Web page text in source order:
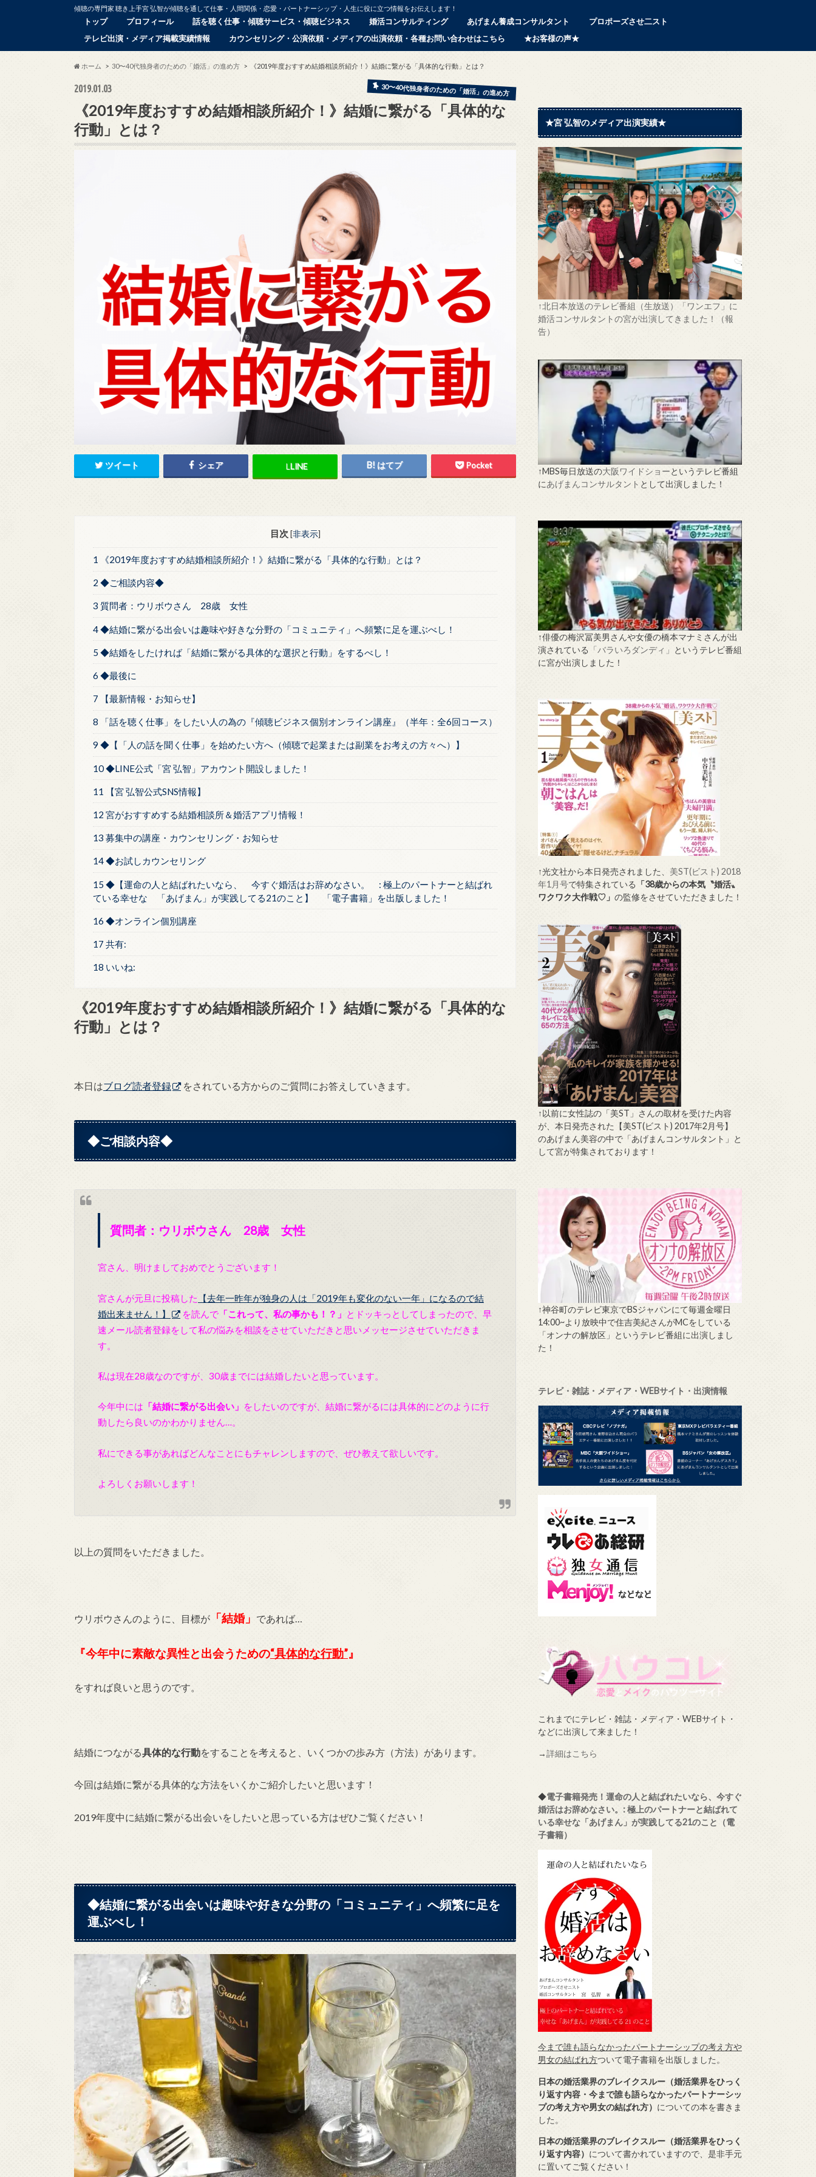
傾聴の専門家 聴き上手宮 弘智が傾聴を通して仕事・人間関係・恋愛・パートナーシップ・人生に役に立つ情報をお伝えします！
トップ プロフィール 話を聴く仕事・傾聴サービス・傾聴ビジネス 婚活コンサルティング あげまん養成コンサルタント
プロポーズさせ二スト
テレビ出演・メディア掲載実績情報
カウンセリング・公演依頼・メディアの出演依頼・各種お問い合わせはこちら ★お客様の声★
ホーム 30〜40代独身者のための「婚活」の進め方 《2019年度おすすめ結婚相談所紹介！》結婚に繋がる「具体的な行動」とは？
2019.01.03 30〜40代独身者のための「婚活」の進め方
《2019年度おすすめ結婚相談所紹介！》結婚に繋がる「具体的な
行動」とは？
ツイート シェア LLINE はてブ Pocket
目次 [非表示]
1 《2019年度おすすめ結婚相談所紹介！》結婚に繋がる「具体的な行動」とは？
2 ◆ご相談内容◆
3 質問者：ウリボウさん 28歳 女性
4 ◆結婚に繋がる出会いは趣味や好きな分野の「コミュニティ」へ頻繁に足を運ぶべし！
5 ◆結婚をしたければ「結婚に繋がる具体的な選択と行動」をするべし！
6 ◆最後に
7 【最新情報・お知らせ】
8 「話を聴く仕事」をしたい人の為の『傾聴ビジネス個別オンライン講座』（半年：全6回コース）
9 ◆【「人の話を聞く仕事」を始めたい方へ（傾聴で起業または副業をお考えの方々へ）】
10 ◆LINE公式「宮 弘智」アカウント開設しました！
11 【宮 弘智公式SNS情報】
12 宮がおすすめする結婚相談所＆婚活アプリ情報！
13 募集中の講座・カウンセリング・お知らせ
14 ◆お試しカウンセリング
15 ◆【運命の人と結ばれたいなら、 今すぐ婚活はお辞めなさい。 : 極上のパートナーと結ばれ
ている幸せな 「あげまん」が実践してる21のこと】 「電子書籍」を出版しました！
16 ◆オンライン個別講座
17 共有:
18 いいね:
《2019年度おすすめ結婚相談所紹介！》結婚に繋がる「具体的な
行動」とは？
本日はブログ読者登録 をされている方からのご質問にお答えしていきます。
◆ご相談内容◆
質問者：ウリボウさん 28歳 女性
宮さん、明けましておめでとうございます！
宮さんが元旦に投稿した
【去年一昨年が独身の人は「2019年も変化のない一年」になるので結
婚出来ません！】
を読んで 「これって、私の事かも！？」 とドッキっとしてしまったので、早
速 メール読者登録をして私の悩みを相談をさせていただきと思いメッセージさせていただきま
す。
私は現在28歳なのですが、30歳までには結婚したいと思っています。
今年中には 「結婚に繋がる出会い」 をしたいのですが、結婚に繋がるには具体的にどのように行
動したら良いのかわかりません…。
私にできる事があればどんなことにもチャレンしますので、ぜひ教えて欲しいです。
よろしくお願いします！
以上の質問をいただきました。
ウリボウさんのように、目標が 「結婚」 であれば…
『今年中に素敵な異性と出会うための“具体的な行動”』
をすれば良いと思うのです。
結婚につながる具体的な行動をすることを考えると、いくつかの歩み方（方法）があります。
今回は結婚に繋がる具体的な方法をいくかご紹介したいと思います！
2019年度中に結婚に繋がる出会いをしたいと思っている方はぜひご覧ください！
◆結婚に繋がる出会いは趣味や好きな分野の「コミュニティ」へ頻繁に足を
運ぶべし！
★宮 弘智のメディア出演実績★
↑北日本放送のテレビ番組（生放送）「ワンエフ」に
婚活コンサルタントの宮が出演してきました！（報
告）
↑MBS毎日放送の大阪ワイドショーというテレビ番組
にあげまんコンサルタント として出演しました！
↑俳優の梅沢冨美男さんや女優の橋本マナミさんが出
演されている 「バラいろダンディ」 というテレビ番組
に宮が出演しました！
↑光文社から本日発売されました、 美ST(ビスト) 2018
年1月号で特集されている 「38歳からの本気〝婚活〟
ワクワク大作戦♡」 の監修をさせていただきました！
↑以前に女性誌の「美ST」さんの取材を受けた内容
が、本日発売された【美ST(ビスト) 2017年2月号】
のあげまん美容の中で「あげまんコンサルタント」と
して宮が特集されております！
↑神谷町のテレビ東京でBSジャパンにて毎週金曜日
14:00~より放映中で住吉美紀さんがMCをしている
「オンナの解放区」というテレビ番組に出演しまし
た！
テレビ・雑誌・メディア・WEBサイト・出演情報
これまでにテレビ・雑誌・メディア・WEBサイト・
などに出演して来ました！
→詳細はこちら
◆電子書籍発売！運命の人と結ばれたいなら、今すぐ
婚活はお辞めなさい。: 極上のパートナーと結ばれて
いる幸せな「あげまん」が実践してる21のこと（電
子書籍）
今まで誰も語らなかったパートナーシップの考え方や
男女の結ばれ方ついて電子書籍を出版しました。
日本の婚活業界のブレイクスルー（婚活業界をひっく
り返す内容・今まで誰も語らなかったパートナーシッ
プの考え方や男女の結ばれ方） についての本を書きま
した。
日本の婚活業界のブレイクスルー（婚活業界をひっく
り返す内容） について書かれていますので、是非手元
に置いてご覧ください！